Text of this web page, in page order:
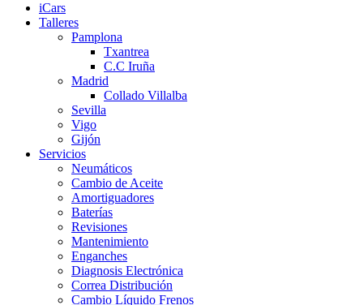
iCars
Talleres
Pamplona
Txantrea
C.C Iruña
Madrid
Collado Villalba
Sevilla
Vigo
Gijón
Servicios
Neumáticos
Cambio de Aceite
Amortiguadores
Baterías
Revisiones
Mantenimiento
Enganches
Diagnosis Electrónica
Correa Distribución
Cambio Líquido Frenos